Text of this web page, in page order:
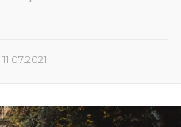
11.07.2021
0
7